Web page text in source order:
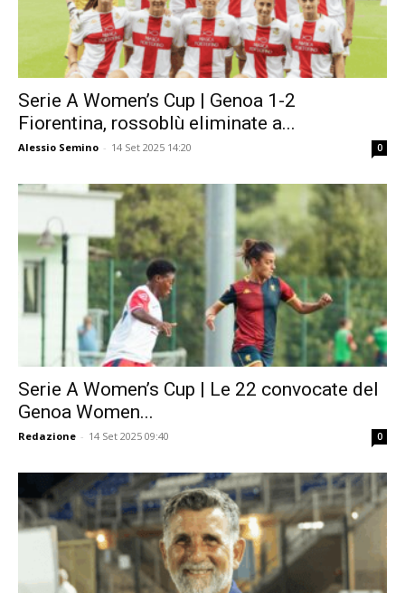
Serie A Women’s Cup | Genoa 1-2
Fiorentina, rossoblù eliminate a...
Alessio Semino - 14 Set 2025 14:20 0
Serie A Women’s Cup | Le 22 convocate del
Genoa Women...
Redazione - 14 Set 2025 09:40 0